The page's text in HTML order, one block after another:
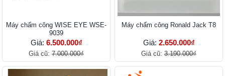
Máy chấm công WISE EYE WSE-
9039
Giá: 6.500.000₫
Giá cũ: 7.000.000₫
Máy chấm công Ronald Jack T8
Giá: 2.650.000₫
Giá cũ: 3.190.000₫